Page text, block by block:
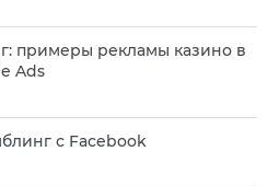
примеры рекламы казино в
Ads
с Facebook